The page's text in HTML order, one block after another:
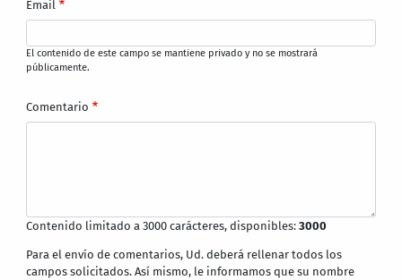
Email
El contenido de este campo se mantiene privado y no se mostrará
públicamente.
Comentario
Contenido limitado a 3000 carácteres, disponibles:3000
Para el envío de comentarios, Ud. deberá rellenar todos los
campos solicitados. Así mismo, le informamos que su nombre